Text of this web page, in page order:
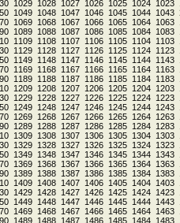
1023
1024
1025
1026
1027
1028
1029
1043
1044
1045
1046
1047
1048
1049
1063
1064
1065
1066
1067
1068
1069
1083
1084
1085
1086
1087
1088
1089
1103
1104
1105
1106
1107
1108
1109
1123
1124
1125
1126
1127
1128
1129
1143
1144
1145
1146
1147
1148
1149
1163
1164
1165
1166
1167
1168
1169
1183
1184
1185
1186
1187
1188
1189
1203
1204
1205
1206
1207
1208
1209
1223
1224
1225
1226
1227
1228
1229
1243
1244
1245
1246
1247
1248
1249
1263
1264
1265
1266
1267
1268
1269
1283
1284
1285
1286
1287
1288
1289
1303
1304
1305
1306
1307
1308
1309
1323
1324
1325
1326
1327
1328
1329
1343
1344
1345
1346
1347
1348
1349
1363
1364
1365
1366
1367
1368
1369
1383
1384
1385
1386
1387
1388
1389
1403
1404
1405
1406
1407
1408
1409
1423
1424
1425
1426
1427
1428
1429
1443
1444
1445
1446
1447
1448
1449
1463
1464
1465
1466
1467
1468
1469
1483
1484
1485
1486
1487
1488
1489